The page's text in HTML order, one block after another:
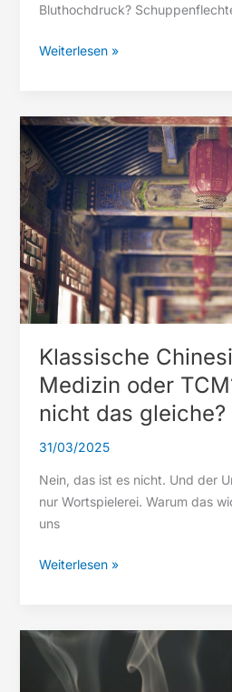
Bluthochdruck?
Schulmedizin
Medizin
Ein
Kontrast
Weiterlesen »
Klassische
Medizin oder
nicht das gleiche?
31/03/2025
Nein, das ist es nicht. Und der
nur Wortspielerei. Warum das
uns
Klassische
oder
TCM?
Weiterlesen »